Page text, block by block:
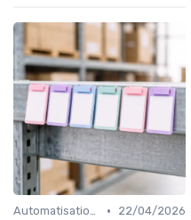
Automatisation processus •
22/04/2026